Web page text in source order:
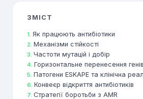
ЗМІСТ
Як працюють антибіотики
Механізми стійкості
Частоти мутацій і добір
Горизонтальне перенесення генів
Патогени ESKAPE та клінічна
Конвеєр відкриття антибіотиків
Стратегії боротьби з AMR